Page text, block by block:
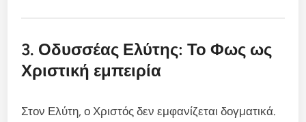
3. Οδυσσέας Ελύτης: Το Φως ως
Χριστική εμπειρία
Στον Ελύτη, ο Χριστός δεν εμφανίζεται δογματικά.